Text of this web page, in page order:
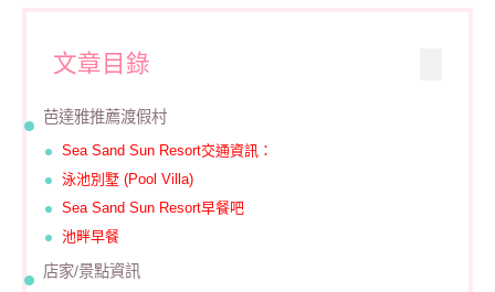
文章目錄
芭達雅推薦渡假村
Sea Sand Sun Resort交通資訊：
泳池別墅 (Pool Villa)
Sea Sand Sun Resort早餐吧
池畔早餐
店家/景點資訊